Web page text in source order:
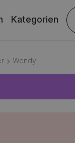
Kategorien
Wendy